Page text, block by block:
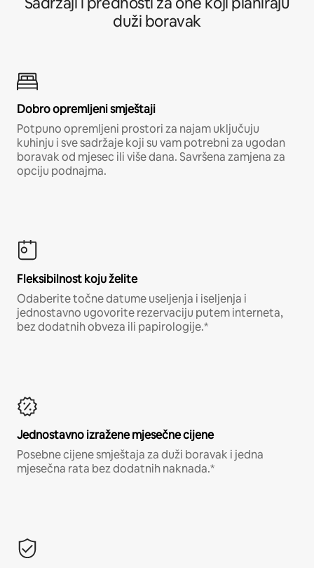
duži boravak
Dobro opremljeni smještaji
Potpuno opremljeni prostori za najam uključuju
kuhinju i sve sadržaje koji su vam potrebni za ugodan
boravak od mjesec ili više dana. Savršena zamjena za
opciju podnajma.
Fleksibilnost koju želite
Odaberite točne datume useljenja i iseljenja i
jednostavno ugovorite rezervaciju putem interneta,
bez dodatnih obveza ili papirologije.*
Jednostavno izražene mjesečne cijene
Posebne cijene smještaja za duži boravak i jedna
mjesečna rata bez dodatnih naknada.*